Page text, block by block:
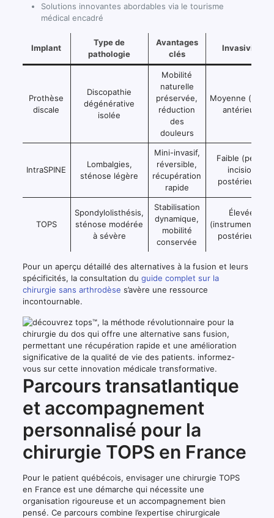
Solutions innovantes abordables via le tourisme
médical encadré
Implant
Type de
pathologie
Avantages
clés
Invasivité
Prothèse
discale
Discopathie
dégénérative
isolée
Mobilité
naturelle
préservée,
réduction
des
douleurs
Moyenne (abord
antérieur)
IntraSPINE
Lombalgies,
sténose légère
Mini-invasif,
réversible,
récupération
rapide
Faible (petite
incision
postérieure)
TOPS
Spondylolisthésis,
sténose modérée
à sévère
Stabilisation
dynamique,
mobilité
conservée
Élevée
(instrumentation
postérieure)
Pour un aperçu détaillé des alternatives à la fusion et leurs
spécificités, la consultation du guide complet sur la
chirurgie sans arthrodèse s’avère une ressource
incontournable.
Parcours transatlantique
et accompagnement
personnalisé pour la
chirurgie TOPS en France
Pour le patient québécois, envisager une chirurgie TOPS
en France est une démarche qui nécessite une
organisation rigoureuse et un accompagnement bien
pensé. Ce parcours combine l’expertise chirurgicale